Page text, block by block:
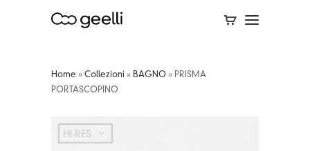
Home » Collezioni » BAGNO » PRISMA
PORTASCOPINO
HI-RES